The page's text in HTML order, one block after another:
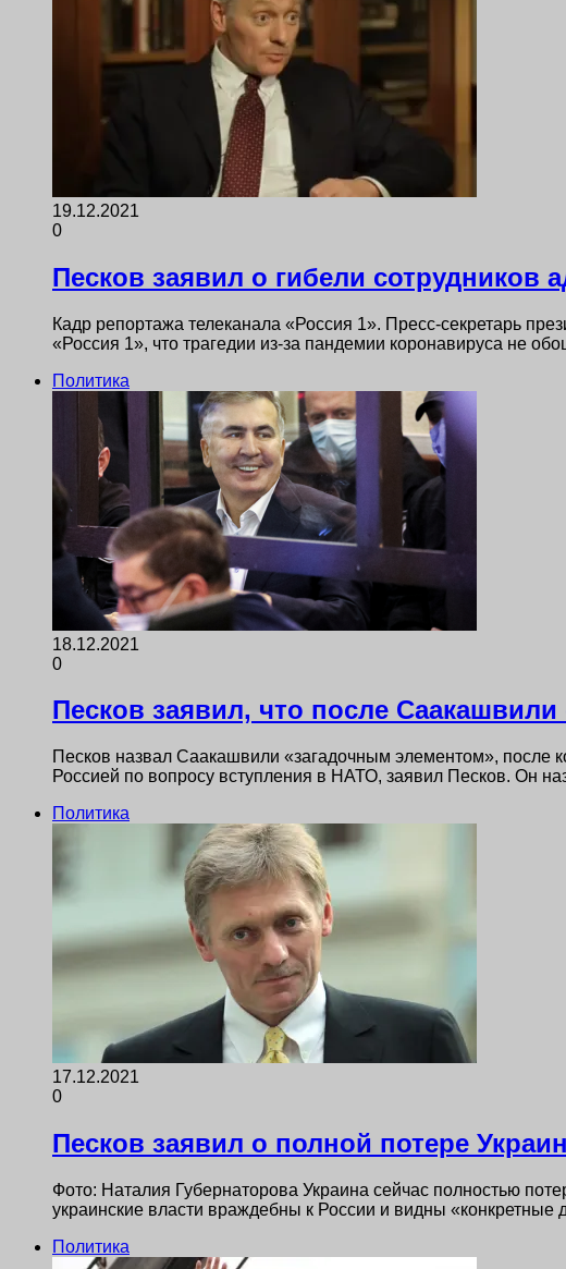
19.12.2021
0
Песков заявил о гибели сотрудников
Кадр репортажа телеканала «Россия 1». Пресс-секретарь
«Россия 1», что трагедии из-за пандемии коронавируса не
Политика
18.12.2021
0
Песков заявил, что после
Песков назвал Саакашвили «загадочным элементом», после
Россией по вопросу вступления в НАТО, заявил Песков. Он
Политика
17.12.2021
0
Песков заявил о полной потере
Фото: Наталия Губернаторова Украина сейчас полностью
украинские власти враждебны к России и видны «конкретные
Политика